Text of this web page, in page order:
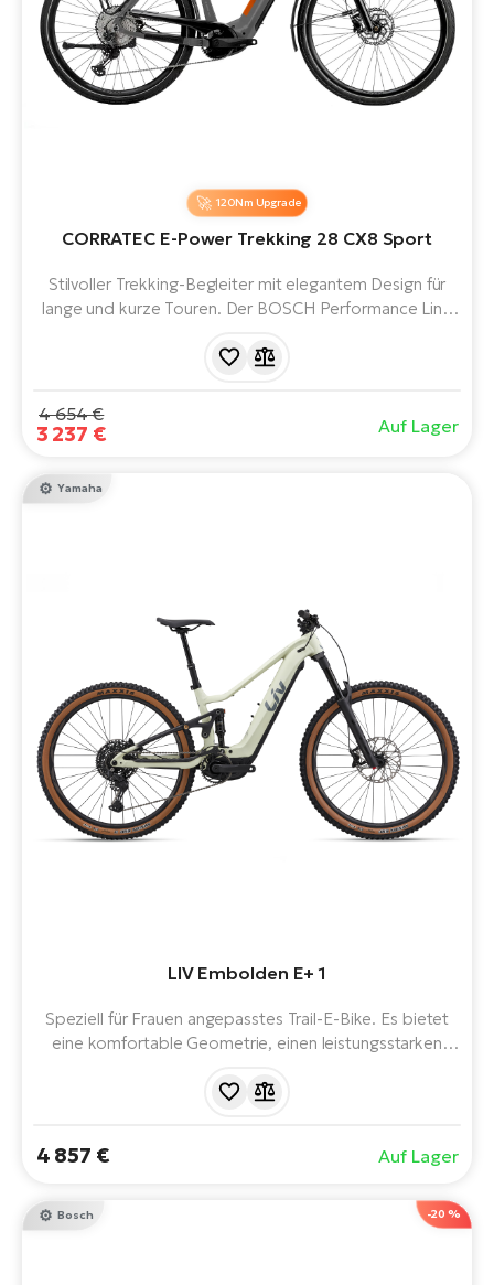
120Nm Upgrade
CORRATEC E-Power Trekking 28 CX8 Sport
Stilvoller Trekking-Begleiter mit elegantem Design für
lange und kurze Touren. Der BOSCH Performance Line
Wh-Akku, die Federgabel, die 28-Zoll-Laufräder und die
4 654 €
3 237 € Auf Lager
Yamaha
LIV Embolden E+ 1
Speziell für Frauen angepasstes Trail-E-Bike. Es bietet
eine komfortable Geometrie, einen leistungsstarken
gefederten ALUXX SL-Rahmen und ein sicheres
4 857 € Auf Lager
-20 %
Bosch